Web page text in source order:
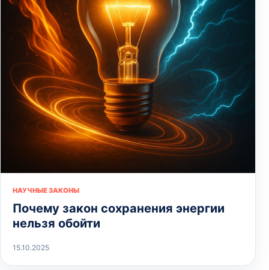
НАУЧНЫЕ ЗАКОНЫ
Почему закон сохранения энергии
нельзя обойти
15.10.2025